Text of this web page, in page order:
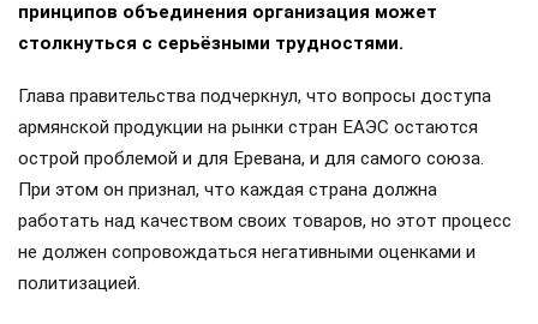
принципов объединения организация может
столкнуться с серьёзными трудностями.
Глава правительства подчеркнул, что вопросы доступа
армянской продукции на рынки стран ЕАЭС остаются
острой проблемой и для Еревана, и для самого союза.
При этом он признал, что каждая страна должна
работать над качеством своих товаров, но этот процесс
не должен сопровождаться негативными оценками и
политизацией.